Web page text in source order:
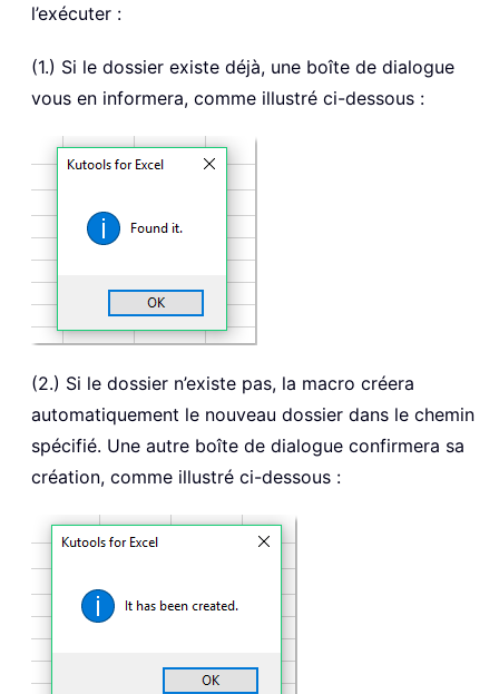
l’exécuter :
(1.) Si le dossier existe déjà, une boîte de dialogue
vous en informera, comme illustré ci-dessous :
(2.) Si le dossier n’existe pas, la macro créera
automatiquement le nouveau dossier dans le chemin
spécifié. Une autre boîte de dialogue confirmera sa
création, comme illustré ci-dessous :